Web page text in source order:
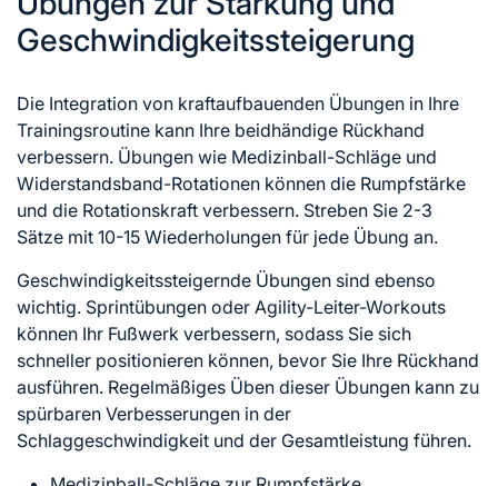
Geschwindigkeitssteigerung
Die Integration von kraftaufbauenden Übungen in Ihre
Trainingsroutine kann Ihre beidhändige Rückhand
verbessern. Übungen wie Medizinball-Schläge und
Widerstandsband-Rotationen können die Rumpfstärke
und die Rotationskraft verbessern. Streben Sie 2-3
Sätze mit 10-15 Wiederholungen für jede Übung an.
Geschwindigkeitssteigernde Übungen sind ebenso
wichtig. Sprintübungen oder Agility-Leiter-Workouts
können Ihr Fußwerk verbessern, sodass Sie sich
schneller positionieren können, bevor Sie Ihre Rückhand
ausführen. Regelmäßiges Üben dieser Übungen kann zu
spürbaren Verbesserungen in der
Schlaggeschwindigkeit und der Gesamtleistung führen.